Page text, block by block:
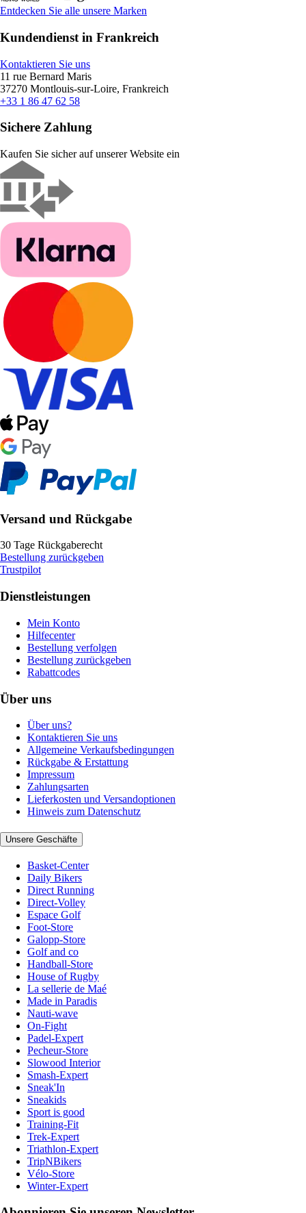
Entdecken Sie alle unsere Marken
Kundendienst in Frankreich
Kontaktieren Sie uns
11 rue Bernard Maris
37270 Montlouis-sur-Loire, Frankreich
+33 1 86 47 62 58
Sichere Zahlung
Kaufen Sie sicher auf unserer Website ein
Versand und Rückgabe
30 Tage Rückgaberecht
Bestellung zurückgeben
Trustpilot
Dienstleistungen
Mein Konto
Hilfecenter
Bestellung verfolgen
Bestellung zurückgeben
Rabattcodes
Über uns
Über uns?
Kontaktieren Sie uns
Allgemeine Verkaufsbedingungen
Rückgabe & Erstattung
Impressum
Zahlungsarten
Lieferkosten und Versandoptionen
Hinweis zum Datenschutz
Unsere Geschäfte
Basket-Center
Daily Bikers
Direct Running
Direct-Volley
Espace Golf
Foot-Store
Galopp-Store
Golf and co
Handball-Store
House of Rugby
La sellerie de Maé
Made in Paradis
Nauti-wave
On-Fight
Padel-Expert
Pecheur-Store
Slowood Interior
Smash-Expert
Sneak'In
Sneakids
Sport is good
Training-Fit
Trek-Expert
Triathlon-Expert
TripNBikers
Vélo-Store
Winter-Expert